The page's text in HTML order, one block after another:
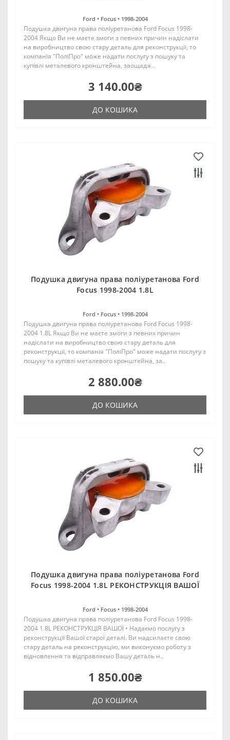
Ford • Focus • 1998-2004
Подушка двигуна права поліуретанова Ford Focus 1998-
2004 Якщо Ви не маєте змоги з певних причин надіслати
на виробництво свою стару деталь для реконструкції, то
компанія "ПоліПро" може надати послугу з пошуку та
купівлі металевого кронштейна, заощадж..
3 140.00₴
ДО КОШИКА
Подушка двигуна права поліуретанова Ford
Focus 1998-2004 1.8L
Ford • Focus • 1998-2004
Подушка двигуна права поліуретанова Ford Focus 1998-
2004 1.8L Якщо Ви не маєте змоги з певних причин
надіслати на виробництво свою стару деталь для
реконструкції, то компанія "ПоліПро" може надати послугу з
пошуку та купівлі металевого кронштейна, за..
2 880.00₴
ДО КОШИКА
Подушка двигуна права поліуретанова Ford
Focus 1998-2004 1.8L РЕКОНСТРУКЦІЯ ВАШОЇ
Ford • Focus • 1998-2004
Подушка двигуна права поліуретанова Ford Focus 1998-
2004 1.8L РЕКОНСТРУКЦІЯ ВАШОЇ • Надаємо послугу з
реконструкції Вашої старої деталі. Ви надсилаєте свою
стару деталь на реконструкцію, ми виконуємо роботу з
відновлення та відправляємо Вашу деталь н..
1 850.00₴
ДО КОШИКА